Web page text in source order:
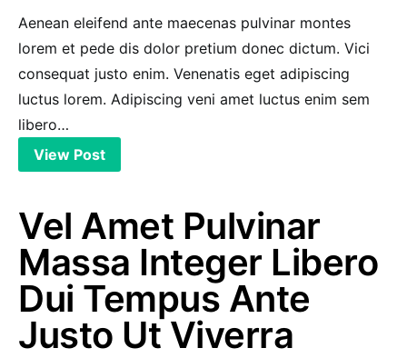
Aenean eleifend ante maecenas pulvinar montes
lorem et pede dis dolor pretium donec dictum. Vici
consequat justo enim. Venenatis eget adipiscing
luctus lorem. Adipiscing veni amet luctus enim sem
libero…
View Post
Vel Amet Pulvinar
Massa Integer Libero
Dui Tempus Ante
Justo Ut Viverra